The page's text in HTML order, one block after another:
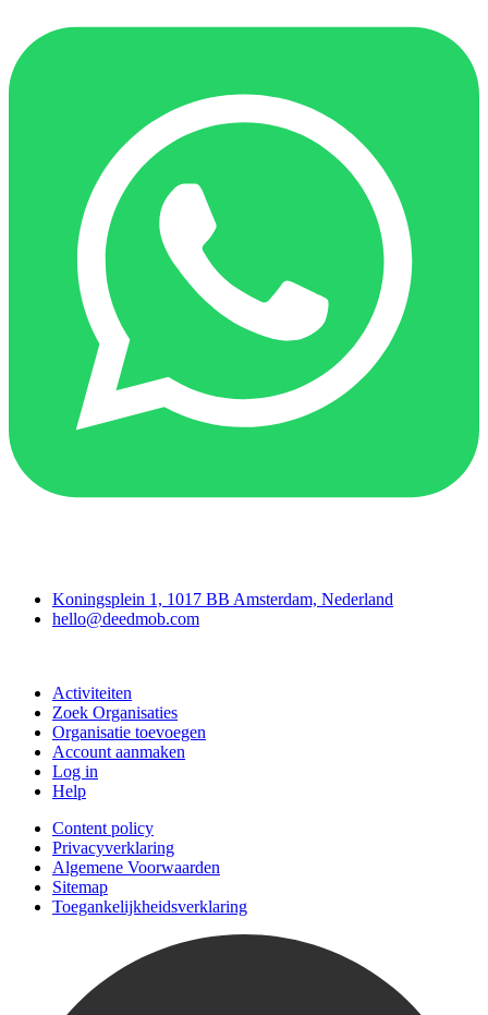
Koningsplein 1, 1017 BB Amsterdam, Nederland
hello@deedmob.com
Activiteiten
Zoek Organisaties
Organisatie toevoegen
Account aanmaken
Log in
Help
Content policy
Privacyverklaring
Algemene Voorwaarden
Sitemap
Toegankelijkheidsverklaring